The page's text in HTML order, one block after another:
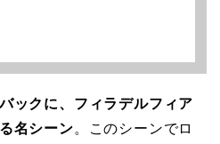
ックに、フィラデルフィア
名シーン。このシーンでロ